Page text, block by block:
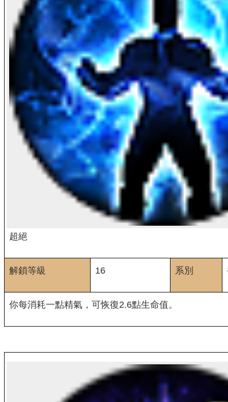
超絕
解鎖等級 16 系別
你每消耗一點精氣，可恢復2.6點生命值。